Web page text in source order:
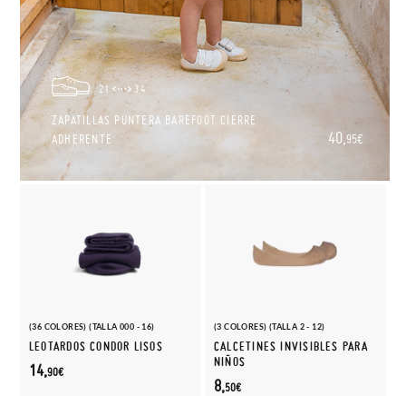
21 34
ZAPATILLAS PUNTERA BAREFOOT CIERRE
ADHERENTE
40, 95€
(36 COLORES) (TALLA 000 - 16)
LEOTARDOS CONDOR LISOS
14,90€
(3 COLORES) (TALLA 2 - 12)
CALCETINES INVISIBLES PARA
NIÑOS
8,50€